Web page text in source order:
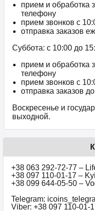
прием и обработка
телефону
прием звонков c
отправка заказов
Суббота: с 10:00 до
прием и обработка
телефону
прием звонков c
отправка заказов
Воскресенье и
выходной.
+38 063 292-72-77 –
+38 097 110-01-17 –
+38 099 644-05-50 –
Telegram:
Viber: +38 097 110-01-